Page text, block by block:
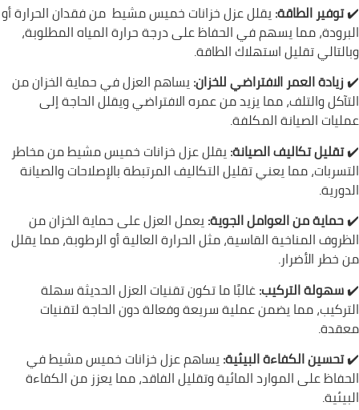
✔️توفير الطاقة:يقلل عزل خزانات خميس مشيط من فقدان الحرارة أو
البرودة، مما يسهم في الحفاظ على درجة حرارة المياه المطلوبة،
وبالتالي تقليل استهلاك الطاقة.
✔️زيادة العمر الافتراضي للخزان:يساهم العزل في حماية الخزان من
التآكل والتلف، مما يزيد من عمره الافتراضي ويقلل الحاجة إلى
عمليات الصيانة المكلفة.
✔️تقليل تكاليف الصيانة: يقلل عزل خزانات خميس مشيط من مخاطر
التسربات، مما يعني تقليل التكاليف المرتبطة بالإصلاحات والصيانة
الدورية.
✔️حماية من العوامل الجوية:يعمل العزل على حماية الخزان من
الظروف المناخية القاسية، مثل الحرارة العالية أو الرطوبة، مما يقلل
من خطر الأضرار.
✔️سهولة التركيب:غالبًا ما تكون تقنيات العزل الحديثة سهلة
التركيب، مما يضمن عملية سريعة وفعالة دون الحاجة لتقنيات
معقدة.
✔️تحسين الكفاءة البيئية:يساهم عزل خزانات خميس مشيط في
الحفاظ على الموارد المائية وتقليل الفاقد، مما يعزز من الكفاءة
البيئية.